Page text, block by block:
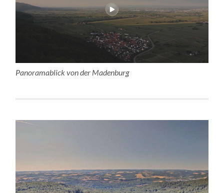
Panoramablick von der Madenburg